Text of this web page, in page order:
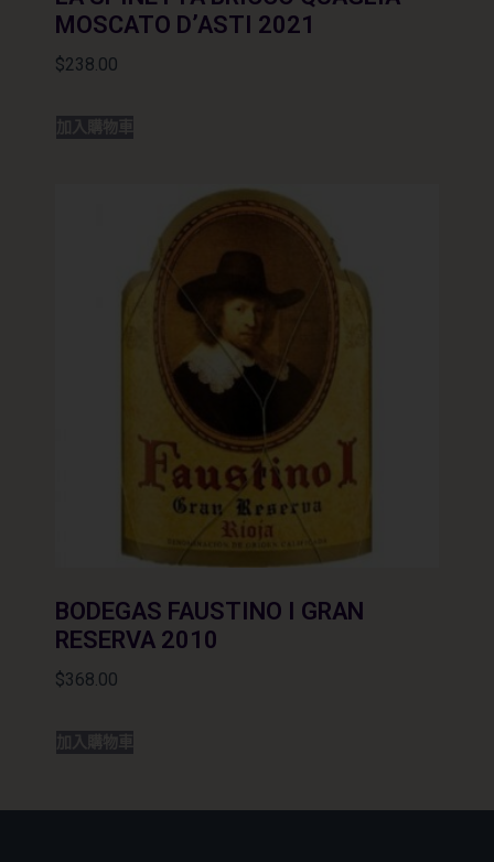
MOSCATO D’ASTI 2021
$238.00
加入購物車
BODEGAS FAUSTINO I GRAN
RESERVA 2010
$368.00
加入購物車